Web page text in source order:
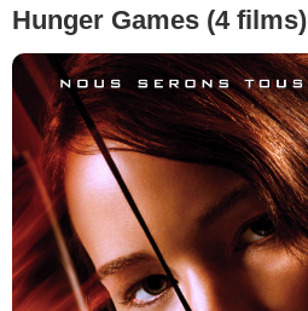
Hunger Games (4 films)